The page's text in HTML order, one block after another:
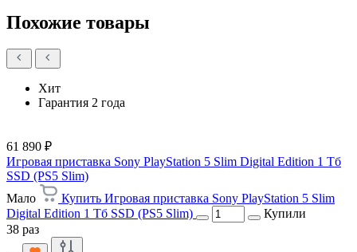
Похожие товары
Хит
Гарантия 2 года
61 890 ₽
Игровая приставка Sony PlayStation 5 Slim Digital Edition 1 Тб
SSD (PS5 Slim)
Мало
Купить Игровая приставка Sony PlayStation 5 Slim
Digital Edition 1 Тб SSD (PS5 Slim)
Купили
38 раз